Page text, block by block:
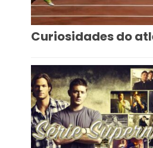
Curiosidades do